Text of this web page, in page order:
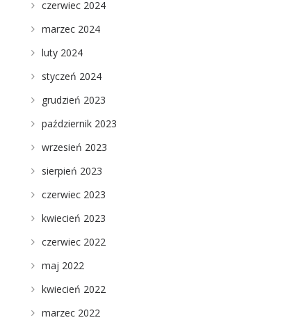
czerwiec 2024
marzec 2024
luty 2024
styczeń 2024
grudzień 2023
październik 2023
wrzesień 2023
sierpień 2023
czerwiec 2023
kwiecień 2023
czerwiec 2022
maj 2022
kwiecień 2022
marzec 2022